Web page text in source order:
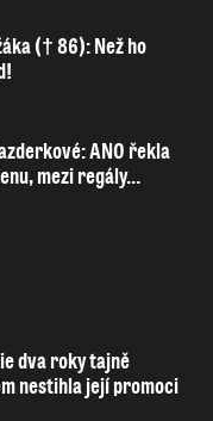
(† 86): Než ho
ANO řekla
mezi regály…
dva roky tajně
nestihla její promoci